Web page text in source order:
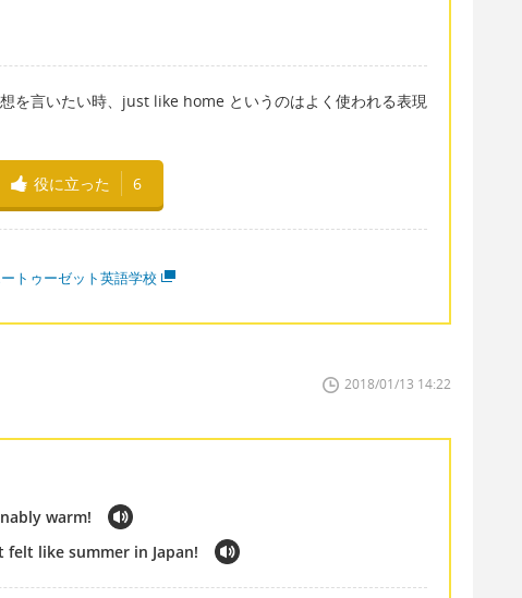
を言いたい時、just like home というのはよく使われる表現
役に立った 6
トゥーゼット英語学校
2018/01/13 14:22
warm!
felt like summer in Japan!